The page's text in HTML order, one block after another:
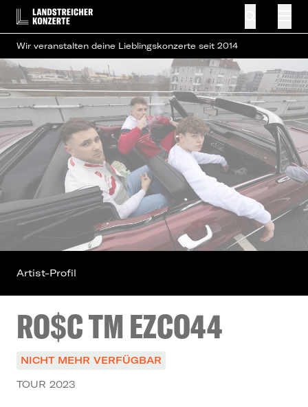
Wir veranstalten deine Lieblingskonzerte seit 2014
RO$C TM EZCO44
NICHT MEHR VERFÜGBAR
TOUR 2023
Artist-Profil